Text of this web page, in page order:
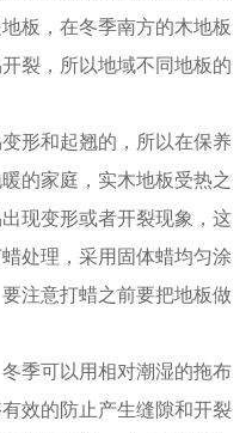
板，在冬季南方的木地板
裂，所以地域不同地板的
形和起翘的，所以在保养
的家庭，实木地板受热之
现变形或者开裂现象，这
处理，采用固体蜡均匀涂
注意打蜡之前要把地板做
季可以用相对潮湿的拖布
效的防止产生缝隙和开裂